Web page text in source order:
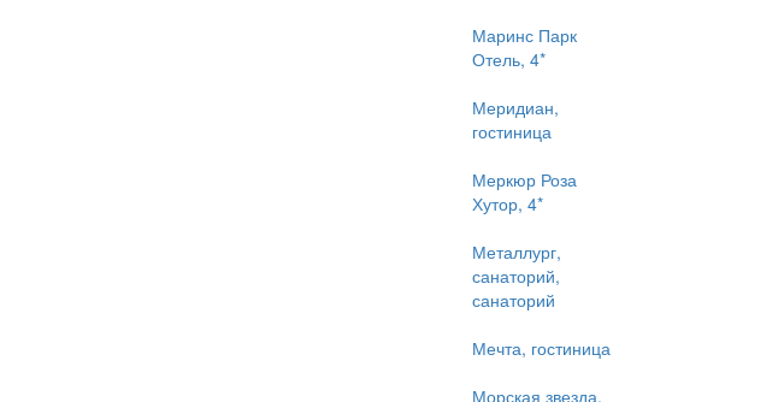
Маринс Парк
Отель, 4*
Меридиан,
гостиница
Меркюр Роза
Хутор, 4*
Металлург,
санаторий,
санаторий
Мечта, гостиница
Морская звезда,